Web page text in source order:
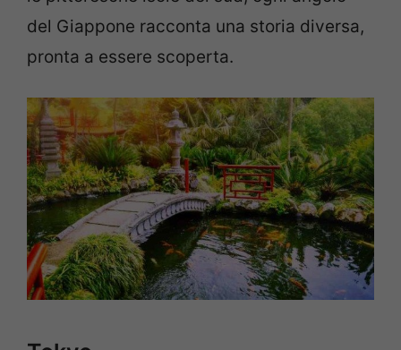
del Giappone racconta una storia diversa,
pronta a essere scoperta.